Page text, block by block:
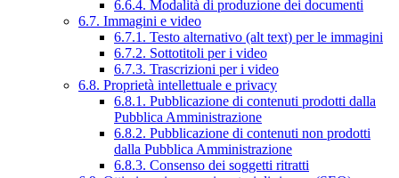
6.6.4. Modalità di produzione dei documenti
6.7. Immagini e video
6.7.1. Testo alternativo (alt text) per le immagini
6.7.2. Sottotitoli per i video
6.7.3. Trascrizioni per i video
6.8. Proprietà intellettuale e privacy
6.8.1. Pubblicazione di contenuti prodotti dalla
Pubblica Amministrazione
6.8.2. Pubblicazione di contenuti non prodotti
dalla Pubblica Amministrazione
6.8.3. Consenso dei soggetti ritratti